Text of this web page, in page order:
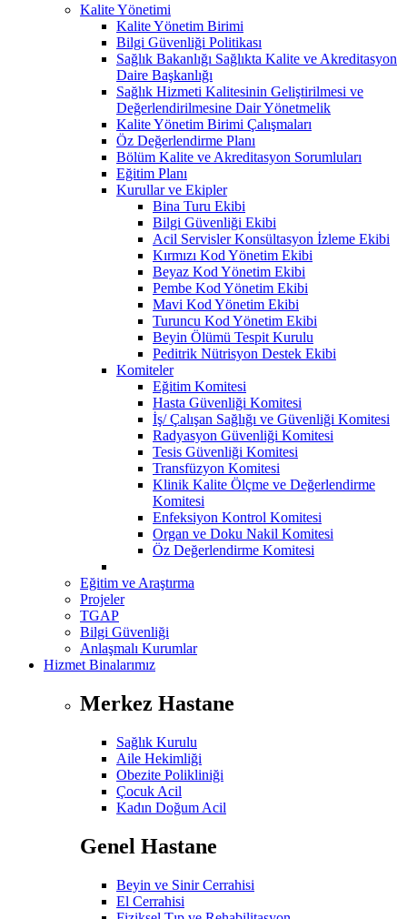
Kalite Yönetimi
Kalite Yönetim Birimi
Bilgi Güvenliği Politikası
Sağlık Bakanlığı Sağlıkta Kalite ve Akreditasyon
Daire Başkanlığı
Sağlık Hizmeti Kalitesinin Geliştirilmesi ve
Değerlendirilmesine Dair Yönetmelik
Kalite Yönetim Birimi Çalışmaları
Öz Değerlendirme Planı
Bölüm Kalite ve Akreditasyon Sorumluları
Eğitim Planı
Kurullar ve Ekipler
Bina Turu Ekibi
Bilgi Güvenliği Ekibi
Acil Servisler Konsültasyon İzleme Ekibi
Kırmızı Kod Yönetim Ekibi
Beyaz Kod Yönetim Ekibi
Pembe Kod Yönetim Ekibi
Mavi Kod Yönetim Ekibi
Turuncu Kod Yönetim Ekibi
Beyin Ölümü Tespit Kurulu
Peditrik Nütrisyon Destek Ekibi
Komiteler
Eğitim Komitesi
Hasta Güvenliği Komitesi
İş/ Çalışan Sağlığı ve Güvenliği Komitesi
Radyasyon Güvenliği Komitesi
Tesis Güvenliği Komitesi
Transfüzyon Komitesi
Klinik Kalite Ölçme ve Değerlendirme
Komitesi
Enfeksiyon Kontrol Komitesi
Organ ve Doku Nakil Komitesi
Öz Değerlendirme Komitesi
Eğitim ve Araştırma
Projeler
TGAP
Bilgi Güvenliği
Anlaşmalı Kurumlar
Hizmet Binalarımız
Merkez Hastane
Sağlık Kurulu
Aile Hekimliği
Obezite Polikliniği
Çocuk Acil
Kadın Doğum Acil
Genel Hastane
Beyin ve Sinir Cerrahisi
El Cerrahisi